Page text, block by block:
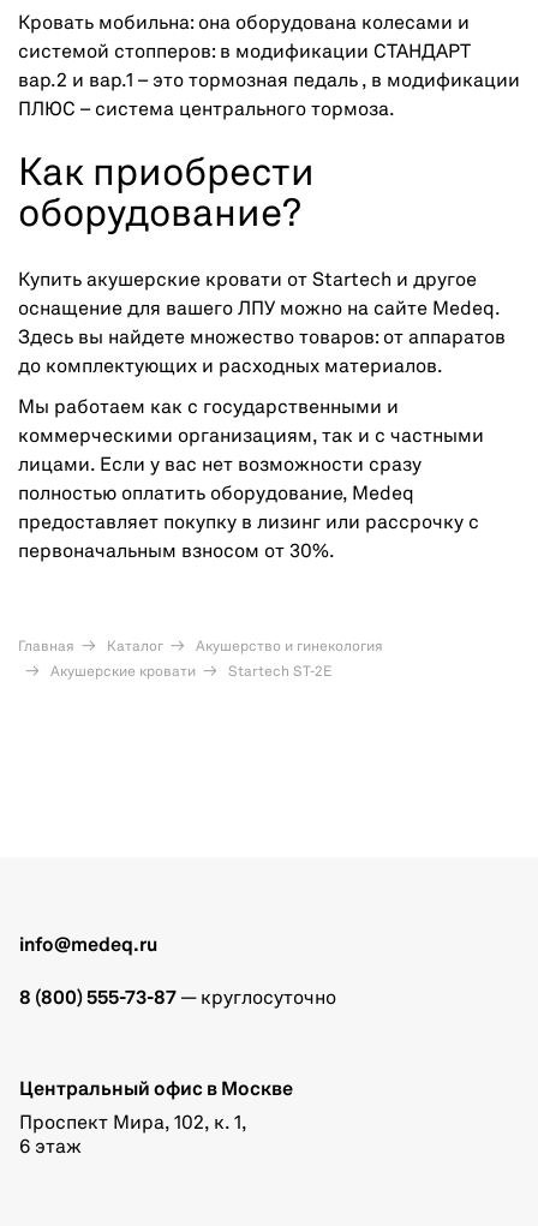
Кровать мобильна: она оборудована колесами и
системой стопперов: в модификации СТАНДАРТ
вар.2 и вар.1 – это тормозная педаль , в модификации
ПЛЮС – система центрального тормоза.
Как приобрести
оборудование?
Купить акушерские кровати от Startech и другое
оснащение для вашего ЛПУ можно на сайте Medeq.
Здесь вы найдете множество товаров: от аппаратов
до комплектующих и расходных материалов.
Мы работаем как с государственными и
коммерческими организациям, так и с частными
лицами. Если у вас нет возможности сразу
полностью оплатить оборудование, Medeq
предоставляет покупку в лизинг или рассрочку с
первоначальным взносом от 30%.
Главная Каталог
Акушерство и гинекология
Акушерские кровати
Startech ST-2E
info@medeq.ru
8 (800) 555-73-87 — круглосуточно
Центральный офис в Москве
Проспект Мира, 102, к. 1,
6 этаж